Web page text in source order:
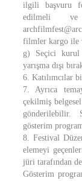
ilgili başvuru
edilmeli
filmler kargo ile
g) Seçici kurul
yarışma dışı
6. Katılımcılar
7. Ayrıca
çekilmiş
gönderilebilir.
gösterim
8. Festival
elemeyi
jüri tarafından
Gösterim